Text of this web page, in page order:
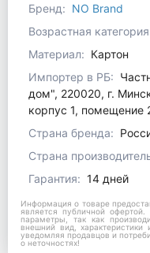
Бренд: NO Brand
Возрастная
Материал: Картон
Импортер в РБ:
дом", 220020, г.
корпус 1, помещение
Страна бренда:
Страна
Гарантия: 14 дней
Информация о товаре
является публичной
параметры, так как
внешний вид, характеристики
уведомляя продавцов и
о неточностях!